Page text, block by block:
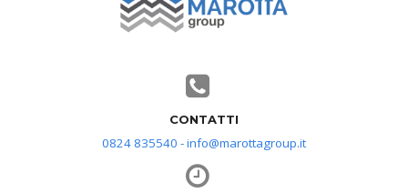
CONTATTI
0824 835540 - info@marottagroup.it